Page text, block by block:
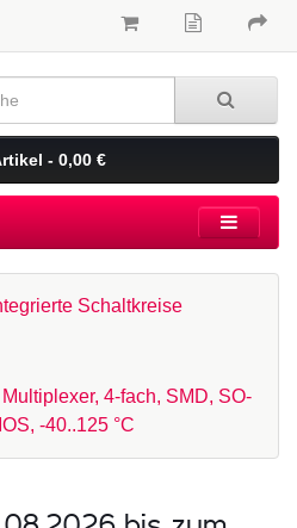
- 0,00 €
Schaltkreise
4-fach, SMD, SO-
-40..125 °C